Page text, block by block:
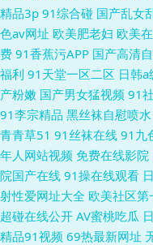
精品3p 91综合碰 国产乱女
色av网址 欧美肥老妇 欧美
费 91香蕉污APP 国产高清
福利 91天堂一区二区 日韩
产粉嫩 国产男女猛视频 91
91李宗精品 黑丝袜自慰喷水
青青草51 91丝袜在线 91九
年人网站视频 免费在线影院
院国产在线 91操在线观看
射性爱网址大全 欧美社区第
超碰在线公开 AV蜜桃吃瓜
精品91视频 69热最新网址